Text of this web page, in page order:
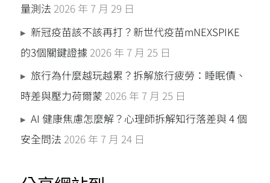
量測法 2026 年 7 月 29 日
新冠疫苗該不該再打？新世代疫苗mNEXSPIKE
的3個關鍵證據 2026 年 7 月 25 日
旅行為什麼越玩越累？拆解旅行疲勞：睡眠債、
時差與壓力荷爾蒙 2026 年 7 月 25 日
AI 健康焦慮怎麼解？心理師拆解知行落差與 4 個
安全問法 2026 年 7 月 24 日